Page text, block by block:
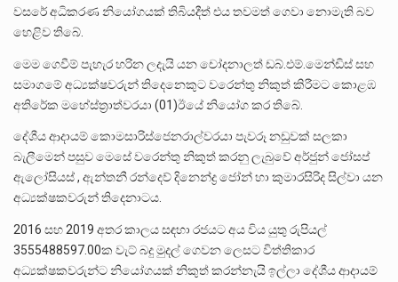
වසරේ අධිකරණ නියෝගයක් තිබියදීත් එය තවමත් ගෙවා නොමැති බව
හෙළිව තිබේ.
මෙම ගෙවීම් පැහැර හරින ලදැයි යන චෝදනාලත් ඩබ්.එම්.මෙන්ඩිස් සහ
සමාගමේ අධ්‍යක්ෂවරුන් තිදෙනෙකුට වරෙන්තු නිකුත් කිරීමට කොළඹ
අතිරේක මහේස්ත්‍රාත්වරයා (01)ඊයේ නියෝග කර තිබේ.
දේශීය ආදායම් කොමසාරිස්ජෙනරාල්වරයා පැවරූ නඩුවක් සලකා
බැලීමෙන් පසුව මෙසේ වරෙන්තු නිකුත් කරනු ලැබුවේ අර්ජුන් ජෝසප්
ඇලෝසියස් , ඇන්තනී රන්දෙව් දිනෙන්ද්‍ර ජෝන් හා කුමාරසිරිද සිල්වා යන
අධ්‍යක්ෂකවරුන් තිදෙනාටය.
2016 සහ 2019 අතර කාලය සඳහා රජයට අය විය යුතු රුපියල්
3555488597.00ක වැට් බදු මුදල් ගෙවන ලෙසට විත්තිකාර
අධ්‍යක්ෂකවරුන්ට නියෝගයක් නිකුත් කරන්නැයි ඉල්ලා දේශීය ආදායම්